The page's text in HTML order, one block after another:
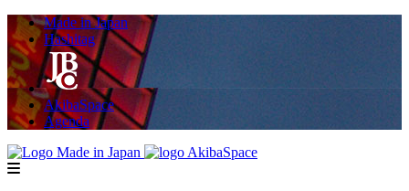
Made in Japan
Hashitag
AkibaSpace
Agenda
Powered By Made in Japan
AkibaSpace
menu